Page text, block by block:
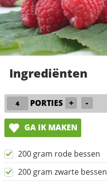
Ingrediënten
PORTIES + -
GA IK MAKEN
200 gram rode bessen
200 gram zwarte bessen